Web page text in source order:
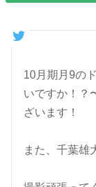
10月期月9の
いですか！？
ざいます！
また、千葉雄